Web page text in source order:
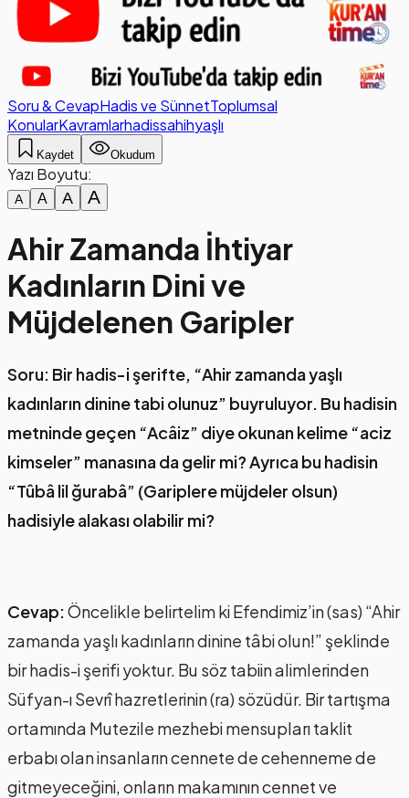
Soru & CevapHadis ve SünnetToplumsal
KonularKavramlarhadissahihyaşlı
Kaydet Okudum
Yazı Boyutu:
A A A A
Ahir Zamanda İhtiyar
Kadınların Dini ve
Müjdelenen Garipler
Soru: Bir hadis-i şerifte, “Ahir zamanda yaşlı
kadınların dinine tabi olunuz” buyruluyor. Bu hadisin
metninde geçen “Acâiz” diye okunan kelime “aciz
kimseler” manasına da gelir mi? Ayrıca bu hadisin
“Tûbâ lil ğurabâ” (Gariplere müjdeler olsun)
hadisiyle alakası olabilir mi?
Cevap:Öncelikle belirtelim ki Efendimiz’in (sas) “Ahir
zamanda yaşlı kadınların dinine tâbi olun!” şeklinde
bir hadis-i şerifi yoktur. Bu söz tabiin alimlerinden
Süfyan-ı Sevrî hazretlerinin (ra) sözüdür. Bir tartışma
ortamında Mutezile mezhebi mensupları taklit
erbabı olan insanların cennete de cehenneme de
gitmeyeceğini, onların makamının cennet ve